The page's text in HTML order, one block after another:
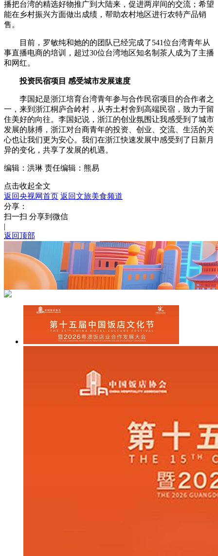
播把台湾的精选好物推广到大陆来，促进两岸间的交流；希望
能在乡村振兴方面做出成绩，帮助农村地区进行农特产品销
售。
目前，罗敏纯和她的的团队已经完成了541位台湾青年从
事直播电商的培训，超过30位台湾地区知名制茶人成为了主播
和网红。
投资民宿项目 感受城市发展速度
李国妃是浙江培育台湾青年参与合作民宿项目的合作者之
一，来到浙江桐庐合岭村，从夯土村舍到高端民宿，致力于留
住美好的向往。李国妃说，浙江的创业氛围让我感受到了城市
发展的脉搏，浙江对台商青年的投资、创业、交流、生活的关
心也让我们更为安心。我们在浙江快速发展中感受到了日新月
异的变化，共享了发展的机遇。
编辑：洪琳 责任编辑：熊易
点击收起全文
返回央视网首页 返回文旅美食频道
分享：
扫一扫 分享到微信
|
返回顶部